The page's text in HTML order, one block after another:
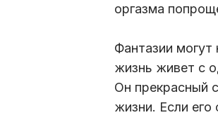
оргазма
Фантазии
жизнь живет с
Он прекрасный
жизни. Если